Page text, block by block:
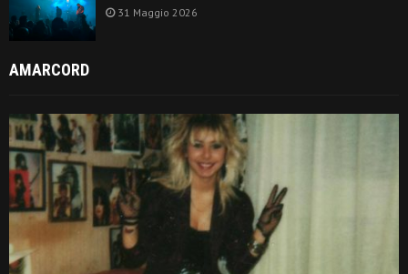
31 Maggio 2026
AMARCORD